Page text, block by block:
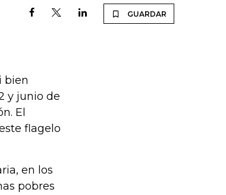
GUARDAR
bien
y junio de
El
flagelo
en los
pobres